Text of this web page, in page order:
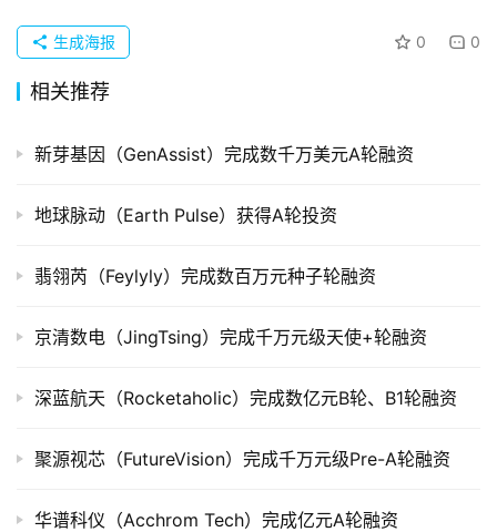
布
并
组
公
上
投
据
创
登录
0 0
生成海报
相关推荐
新芽基因（GenAssist）完成数千万美元A轮融资
地球脉动（Earth Pulse）获得A轮投资
翡翎芮（Feylyly）完成数百万元种子轮融资
京清数电（JingTsing）完成千万元级天使+轮融资
深蓝航天（Rocketaholic）完成数亿元B轮、B1轮融资
聚源视芯（FutureVision）完成千万元级Pre-A轮融资
华谱科仪（Acchrom Tech）完成亿元A轮融资